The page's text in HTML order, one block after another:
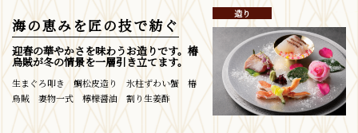
造り
海の恵みを匠の技で紡ぐ
迎春の華やかさを味わうお造りです。椿
烏賊が冬の情景を一層引き立てます。
生まぐろ叩き 鯛松皮造り 氷柱ずわい蟹 椿
烏賊 妻物一式 檸檬醤油 割り生姜酢